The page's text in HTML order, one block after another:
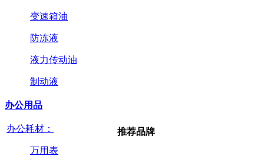
变速箱油
防冻液
液力传动油
制动液
办公用品
办公耗材：
万用表
推荐品牌